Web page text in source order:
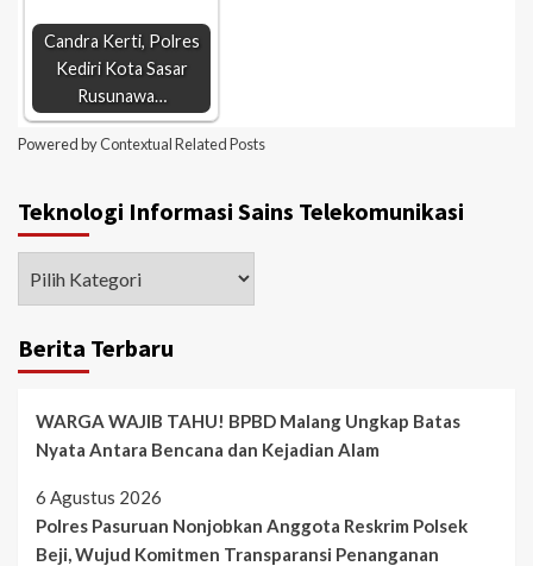
Candra Kerti, Polres
Kediri Kota Sasar
Rusunawa…
Powered byContextual Related Posts
Teknologi Informasi Sains Telekomunikasi
Berita Terbaru
WARGA WAJIB TAHU! BPBD Malang Ungkap Batas
Nyata Antara Bencana dan Kejadian Alam
6 Agustus 2026
Polres Pasuruan Nonjobkan Anggota Reskrim Polsek
Beji, Wujud Komitmen Transparansi Penanganan